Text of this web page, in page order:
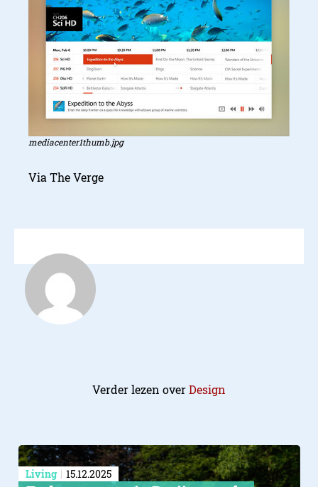
mediacenter1thumb.jpg
Via The Verge
Verder lezen overDesign
Living 15.12.2025